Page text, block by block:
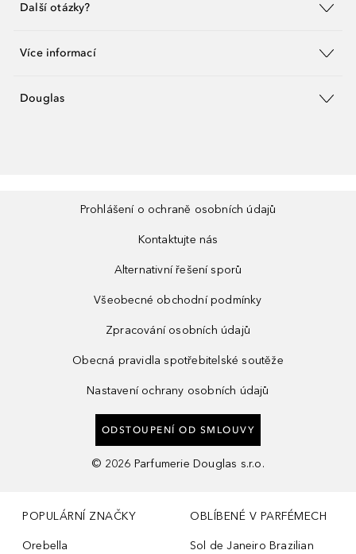
Další otázky?
Více informací
Douglas
Prohlášení o ochraně osobních údajů
Kontaktujte nás
Alternativní řešení sporů
Všeobecné obchodní podmínky
Zpracování osobních údajů
Obecná pravidla spotřebitelské soutěže
Nastavení ochrany osobních údajů
ODSTOUPENÍ OD SMLOUVY
© 2026 Parfumerie Douglas s.r.o.
POPULÁRNÍ ZNAČKY
Orebella
OBLÍBENÉ V PARFÉMECH
Sol de Janeiro Brazilian